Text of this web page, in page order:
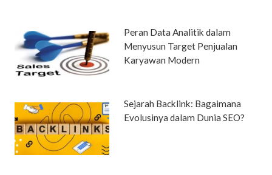
Peran Data Analitik dalam
Menyusun Target Penjualan
Karyawan Modern
Sejarah Backlink: Bagaimana
Evolusinya dalam Dunia SEO?